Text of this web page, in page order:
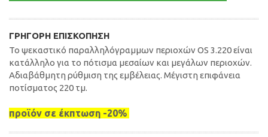
ΓΡΉΓΟΡΗ ΕΠΙΣΚΌΠΗΣΗ
Το ψεκαστικό παραλληλόγραμμων περιοχών OS 3.220 είναι
κατάλληλο για το πότισμα μεσαίων και μεγάλων περιοχών.
Αδιαβάθμητη ρύθμιση της εμβέλειας. Μέγιστη επιφάνεια
ποτίσματος 220 τμ.
προϊόν σε έκπτωση -20%